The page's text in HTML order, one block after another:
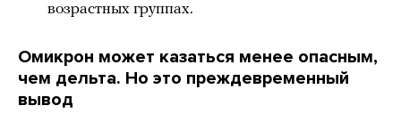
возрастных группах.
Омикрон может казаться менее опасным,
чем дельта. Но это преждевременный
вывод